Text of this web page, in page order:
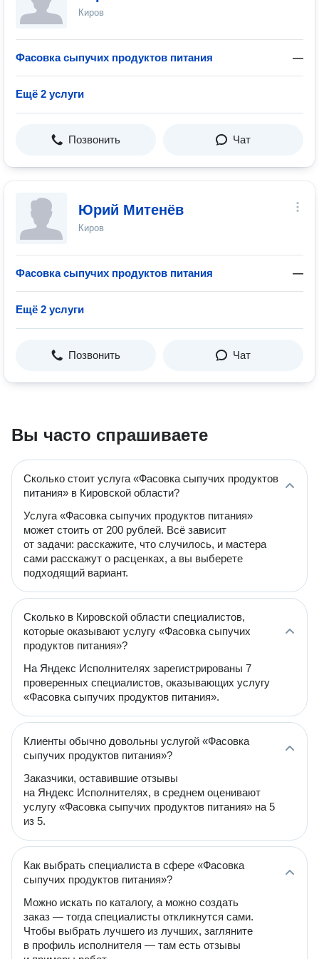
Киров
Фасовка сыпучих продуктов питания —
Ещё 2 услуги
Позвонить Чат
Юрий Митенёв
Киров
Фасовка сыпучих продуктов питания —
Ещё 2 услуги
Позвонить Чат
Вы часто спрашиваете
Сколько стоит услуга «Фасовка сыпучих продуктов
питания» в Кировской области?
Услуга «Фасовка сыпучих продуктов питания»
может стоить от 200 рублей. Всё зависит
от задачи: расскажите, что случилось, и мастера
сами расскажут о расценках, а вы выберете
подходящий вариант.
Сколько в Кировской области специалистов,
которые оказывают услугу «Фасовка сыпучих
продуктов питания»?
На Яндекс Исполнителях зарегистрированы 7
проверенных специалистов, оказывающих услугу
«Фасовка сыпучих продуктов питания».
Клиенты обычно довольны услугой «Фасовка
сыпучих продуктов питания»?
Заказчики, оставившие отзывы
на Яндекс Исполнителях, в среднем оценивают
услугу «Фасовка сыпучих продуктов питания» на 5
из 5.
Как выбрать специалиста в сфере «Фасовка
сыпучих продуктов питания»?
Можно искать по каталогу, а можно создать
заказ — тогда специалисты откликнутся сами.
Чтобы выбрать лучшего из лучших, загляните
в профиль исполнителя — там есть отзывы